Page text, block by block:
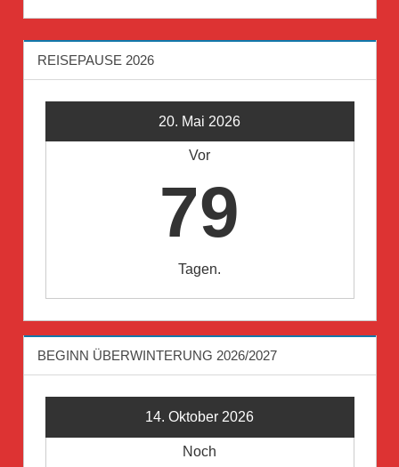
REISEPAUSE 2026
20. Mai 2026
Vor
79
Tagen.
BEGINN ÜBERWINTERUNG 2026/2027
14. Oktober 2026
Noch